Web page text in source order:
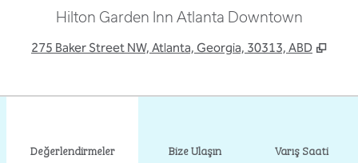
Hilton Garden Inn Atlanta Downtown
275 Baker Street NW, Atlanta, Georgia, 30313, ABD ,
Değerlendirmeler Bize Ulaşın Varış Saati